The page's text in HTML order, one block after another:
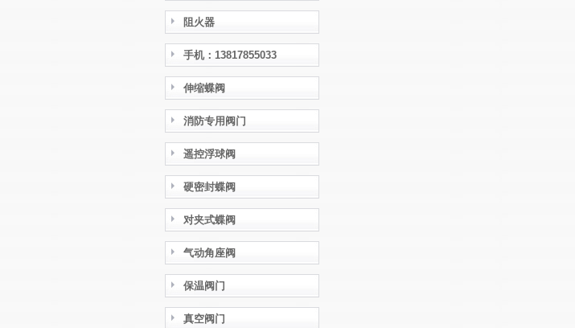
阻火器
手机：13817855033
伸缩蝶阀
消防专用阀门
遥控浮球阀
硬密封蝶阀
对夹式蝶阀
气动角座阀
保温阀门
真空阀门